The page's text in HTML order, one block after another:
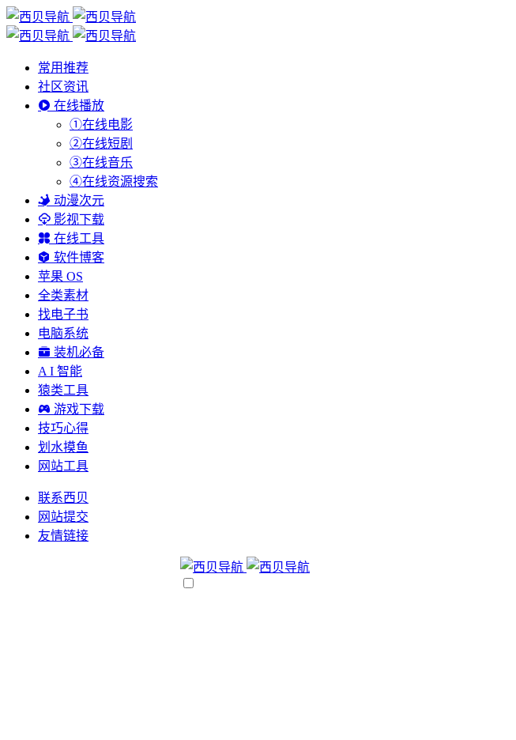
常用推荐
社区资讯
在线播放
①在线电影
②在线短剧
③在线音乐
④在线资源搜索
动漫次元
影视下载
在线工具
软件博客
苹果 OS
全类素材
找电子书
电脑系统
装机必备
A I 智能
猿类工具
游戏下载
技巧心得
划水摸鱼
网站工具
联系西贝
网站提交
友情链接